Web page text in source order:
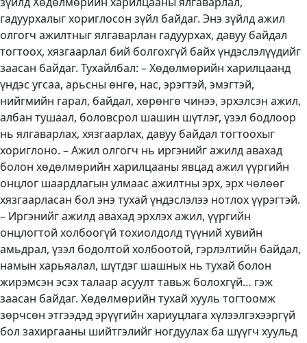
гадуурхалыг хориглосон зүйл байдаг. Энэ зүйлд ажил
олгогч ажилтныг ялгаварлан гадуурхах, давуу байдал
тогтоох, хязгаарлал бий болгохгүй байх үндэслэлүүдийг
заасан байдаг. Тухайлбал: – Хөдөлмөрийн харилцаанд
үндэс угсаа, арьсны өнгө, нас, эрэгтэй, эмэгтэй,
нийгмийн гарал, байдал, хөрөнгө чинээ, эрхэлсэн ажил,
албан тушаал, боловсрол шашин шүтлэг, үзэл бодлоор
нь ялгаварлах, хязгаарлах, давуу байдал тогтоохыг
хориглоно. – Ажил олгогч нь иргэнийг ажилд авахад
болон хөдөлмөрийн харилцааны явцад ажил үүргийн
онцлог шаардлагын улмаас ажилтны эрх, эрх чөлөөг
хязгаарласан бол энэ тухай үндэслэлээ нотлох үүрэгтэй.
– Иргэнийг ажилд авахад эрхлэх ажил, үүргийн
онцлогтой холбоогүй тохиолдолд түүний хувийн
амьдрал, үзэл бодолтой холбоотой, гэрлэлтийн байдал,
намын харьяалал, шүтдэг шашных нь тухай болон
жирэмсэн эсэх талаар асуулт тавьж болохгүй… гэж
заасан байдаг. Хөдөлмөрийн тухай хууль тогтоомж
зөрчсөн этгээдэд эрүүгийн хариуцлага хүлээлгэхээргүй
бол захиргааны шийтгэлийг ногдуулах ба шүүгч хуульд